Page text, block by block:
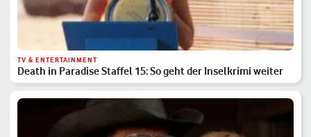
TV & ENTERTAINMENT
Death in Paradise Staffel 15: So geht der Inselkrimi weiter